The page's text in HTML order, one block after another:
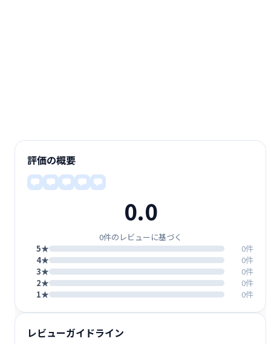
評価の概要
0.0
0件のレビューに基づく
5★
0件
4★
0件
3★
0件
2★
0件
1★
0件
レビューガイドライン